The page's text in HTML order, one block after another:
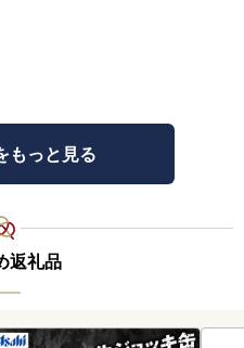
もっと見る
返礼品